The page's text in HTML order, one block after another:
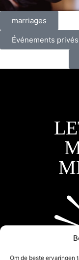
Om de beste ervaringen
marriages
Événements privés